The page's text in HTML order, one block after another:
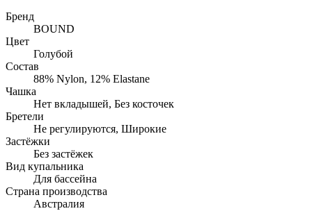
Бренд
BOUND
Цвет
Голубой
Состав
88% Nylon, 12% Elastane
Чашка
Нет вкладышей, Без косточек
Бретели
Не регулируются, Широкие
Застёжки
Без застёжек
Вид купальника
Для бассейна
Страна производства
Австралия